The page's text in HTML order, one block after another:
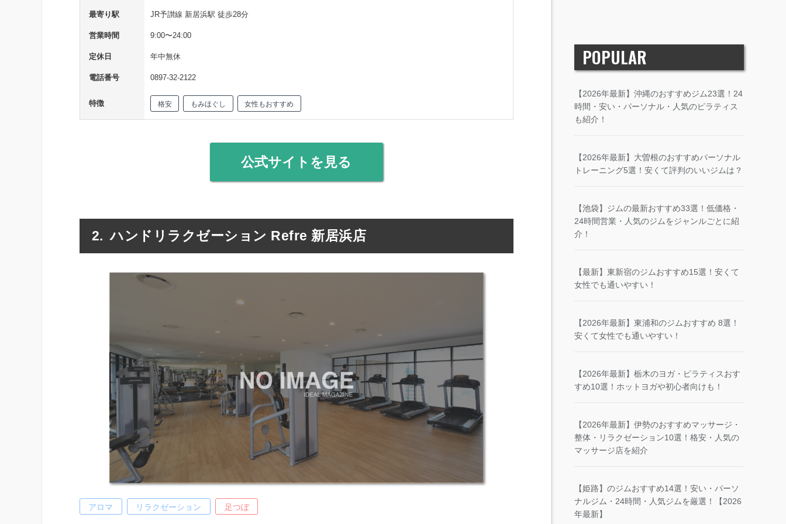
最寄り駅 JR予讃線 新居浜駅 徒歩28分
営業時間 9:00〜24:00
定休日 年中無休
電話番号 0897-32-2122
特徴 格安 もみほぐし 女性もおすすめ
公式サイトを見る
ハンドリラクゼーション Refre 新居浜店
アロマ リラクゼーション 足つぼ
POPULAR
【2026年最新】沖縄のおすすめジム23選！24
時間・安い・パーソナル・人気のピラティス
も紹介！
【2026年最新】大曽根のおすすめパーソナル
トレーニング5選！安くて評判のいいジムは？
【池袋】ジムの最新おすすめ33選！低価格・
24時間営業・人気のジムをジャンルごとに紹
介！
【最新】東新宿のジムおすすめ15選！安くて
女性でも通いやすい！
【2026年最新】東浦和のジムおすすめ 8選！
安くて女性でも通いやすい！
【2026年最新】栃木のヨガ・ピラティスおす
すめ10選！ホットヨガや初心者向けも！
【2026年最新】伊勢のおすすめマッサージ・
整体・リラクゼーション10選！格安・人気の
マッサージ店を紹介
【姫路】のジムおすすめ14選！安い・パーソ
ナルジム・24時間・人気ジムを厳選！【2026
年最新】